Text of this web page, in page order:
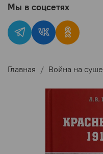
Главная Война на суше
Мы в соцсетях